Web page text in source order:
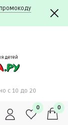
c 10 до 20
0 0